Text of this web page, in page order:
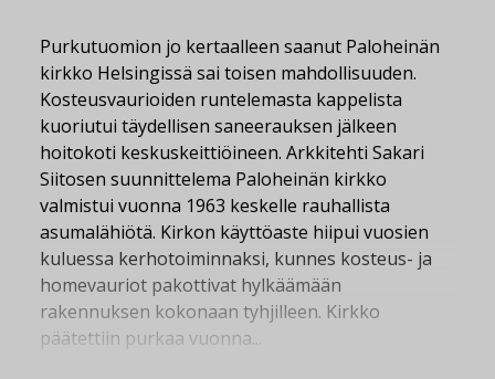
Purkutuomion jo kertaalleen saanut Paloheinän
kirkko Helsingissä sai toisen mahdollisuuden.
Kosteusvaurioiden runtelemasta kappelista
kuoriutui täydellisen saneerauksen jälkeen
hoitokoti keskuskeittiöineen. Arkkitehti Sakari
Siitosen suunnittelema Paloheinän kirkko
valmistui vuonna 1963 keskelle rauhallista
asumalähiötä. Kirkon käyttöaste hiipui vuosien
kuluessa kerhotoiminnaksi, kunnes kosteus- ja
homevauriot pakottivat hylkäämään
rakennuksen kokonaan tyhjilleen. Kirkko
päätettiin purkaa vuonna...